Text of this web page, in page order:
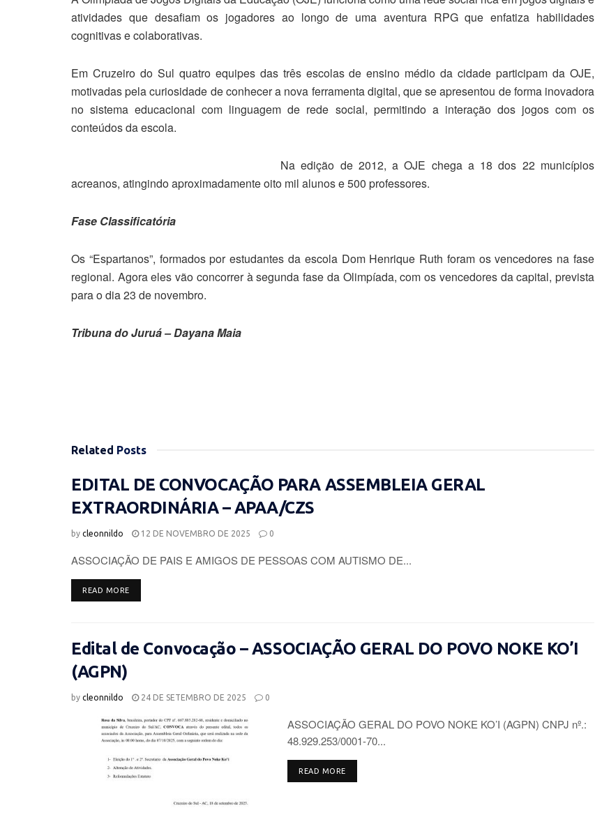
atividades que desafiam os jogadores ao longo de uma aventura RPG que enfatiza habilidades
cognitivas e colaborativas.
Em Cruzeiro do Sul quatro equipes das três escolas de ensino médio da cidade participam da OJE,
motivadas pela curiosidade de conhecer a nova ferramenta digital, que se apresentou de forma inovadora
no sistema educacional com linguagem de rede social, permitindo a interação dos jogos com os
conteúdos da escola.
Na edição de 2012, a OJE chega a 18 dos 22 municípios
acreanos, atingindo aproximadamente oito mil alunos e 500 professores.
Fase Classificatória
Os “Espartanos”, formados por estudantes da escola Dom Henrique Ruth foram os vencedores na fase
regional. Agora eles vão concorrer à segunda fase da Olimpíada, com os vencedores da capital, prevista
para o dia 23 de novembro.
Tribuna do Juruá – Dayana Maia
Related Posts
EDITAL DE CONVOCAÇÃO PARA ASSEMBLEIA GERAL
EXTRAORDINÁRIA – APAA/CZS
by cleonnildo 12 DE NOVEMBRO DE 2025 0
ASSOCIAÇÃO DE PAIS E AMIGOS DE PESSOAS COM AUTISMO DE...
READ MOREDETAILS
Edital de Convocação – ASSOCIAÇÃO GERAL DO POVO NOKE KO’I
(AGPN)
by cleonnildo 24 DE SETEMBRO DE 2025 0
ASSOCIAÇÃO GERAL DO POVO NOKE KO’I (AGPN) CNPJ nº.:
48.929.253/0001-70...
READ MOREDETAILS